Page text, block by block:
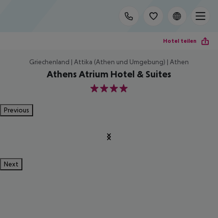
Hotel teilen
Griechenland | Attika (Athen und Umgebung) | Athen
Athens Atrium Hotel & Suites
4
Previous
Next